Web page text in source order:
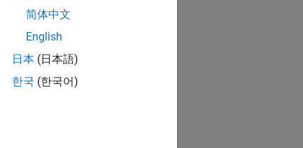
简体中文
English
日本 (日本語)
한국 (한국어)